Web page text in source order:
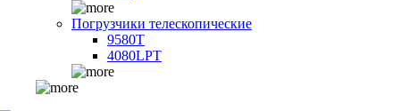
Погрузчики телескопические
9580T
4080LPT